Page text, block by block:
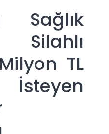
Sağlık
Silahlı
TL